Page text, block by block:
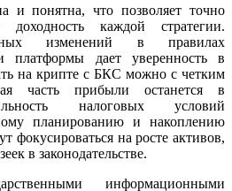
и понятна, что позволяет точно
доходность каждой стратегии.
изменений в правилах
платформы дает уверенность в
на крипте с БКС можно с четким
часть прибыли останется в
налоговых условий
планированию и накоплению
фокусироваться на росте активов,
в законодательстве.
информационными